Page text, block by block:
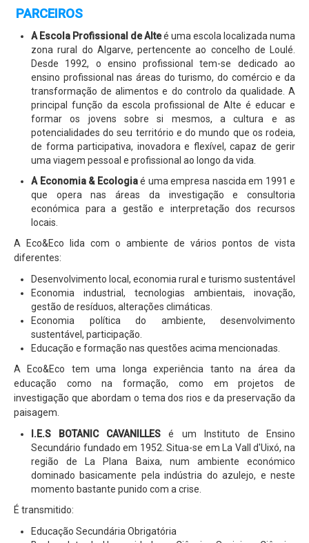
PARCEIROS
A Escola Profissional de Alteé uma escola localizada numa
zona rural do Algarve, pertencente ao concelho de Loulé.
Desde 1992, o ensino profissional tem-se dedicado ao
ensino profissional nas áreas do turismo, do comércio e da
transformação de alimentos e do controlo da qualidade. A
principal função da escola profissional de Alte é educar e
formar os jovens sobre si mesmos, a cultura e as
potencialidades do seu território e do mundo que os rodeia,
de forma participativa, inovadora e flexível, capaz de gerir
uma viagem pessoal e profissional ao longo da vida.
A Economia & Ecologiaé uma empresa nascida em 1991 e
que opera nas áreas da investigação e consultoria
económica para a gestão e interpretação dos recursos
locais.
A Eco&Eco lida com o ambiente de vários pontos de vista
diferentes:
Desenvolvimento local, economia rural e turismo sustentável
Economia industrial, tecnologias ambientais, inovação,
gestão de resíduos, alterações climáticas.
Economia política do ambiente, desenvolvimento
sustentável, participação.
Educação e formação nas questões acima mencionadas.
A Eco&Eco tem uma longa experiência tanto na área da
educação como na formação, como em projetos de
investigação que abordam o tema dos rios e da preservação da
paisagem.
I.E.S BOTANIC CAVANILLESé um Instituto de Ensino
Secundário fundado em 1952. Situa-se em La Vall d'Uixó, na
região de La Plana Baixa, num ambiente económico
dominado basicamente pela indústria do azulejo, e neste
momento bastante punido com a crise.
É transmitido:
Educação Secundária Obrigatória